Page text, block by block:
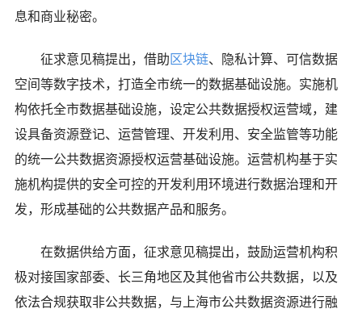
息和商业秘密。
征求意见稿提出，借助 区块链、隐私计算、可信数据
空间等数字技术，打造全市统一的数据基础设施。实施机
构依托全市数据基础设施，设定公共数据授权运营域，建
设具备资源登记、运营管理、开发利用、安全监管等功能
的统一公共数据资源授权运营基础设施。运营机构基于实
施机构提供的安全可控的开发利用环境进行数据治理和开
发，形成基础的公共数据产品和服务。
在数据供给方面，征求意见稿提出，鼓励运营机构积
极对接国家部委、长三角地区及其他省市公共数据，以及
依法合规获取非公共数据，与上海市公共数据资源进行融